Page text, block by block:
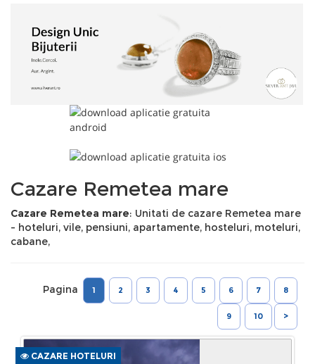
Cazare Remetea mare
Cazare Remetea mare: Unitati de cazare Remetea mare
- hoteluri, vile, pensiuni, apartamente, hosteluri, moteluri,
cabane,
Pagina 1 2 3 4 5 6 7 8
9 10 >
CAZARE HOTELURI